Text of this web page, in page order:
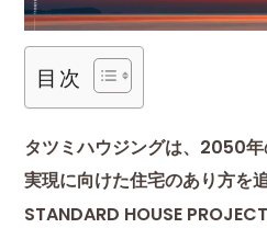
目次
タツミハウジングは、2050
実現に向けた住宅のあり方を
STANDARD HOUSE